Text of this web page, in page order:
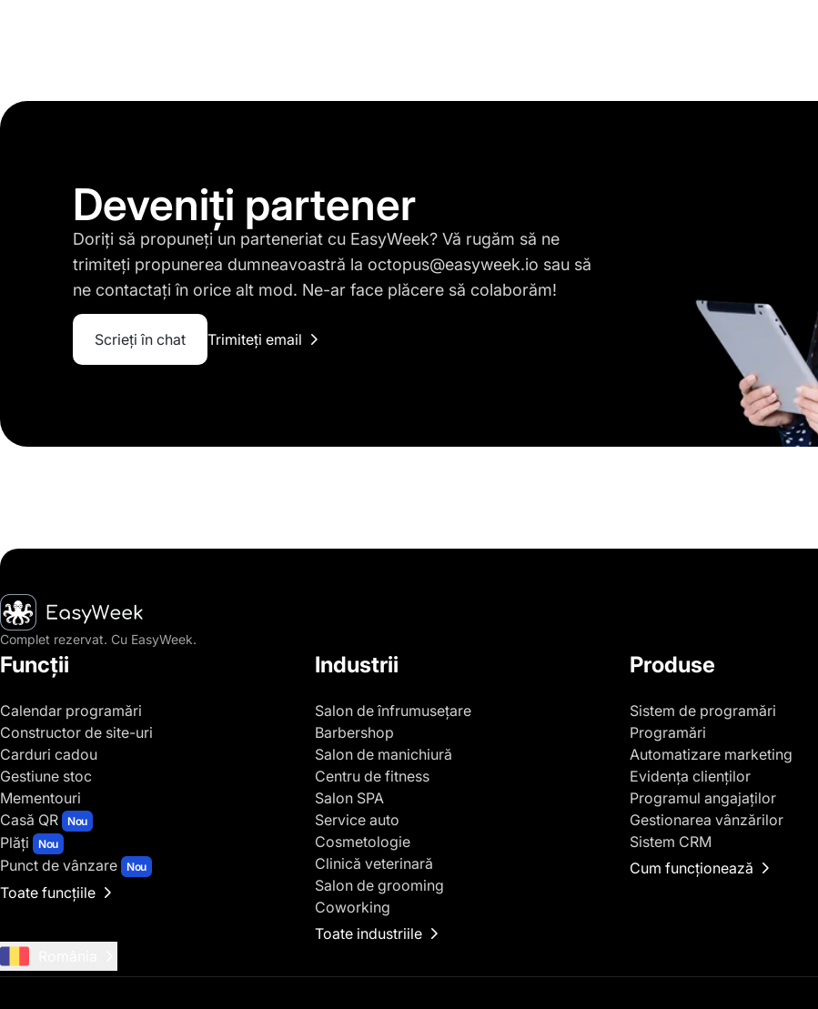
Deveniți partener
Doriți să propuneți un parteneriat cu EasyWeek? Vă rugăm să ne
trimiteți propunerea dumneavoastră la octopus@easyweek.io sau să
ne contactați în orice alt mod. Ne-ar face plăcere să colaborăm!
Scrieți în chat Trimiteți email
Pagina principală
Complet rezervat. Cu EasyWeek.
Funcții
Calendar programări
Constructor de site-uri
Carduri cadou
Gestiune stoc
Mementouri
Casă QR
Nou
Plăți Nou
Punct de vânzare Nou
Toate funcțiile
Industrii
Salon de înfrumusețare
Barbershop
Salon de manichiură
Centru de fitness
Salon SPA
Service auto
Cosmetologie
Clinică veterinară
Salon de grooming
Coworking
Toate industriile
Produse
Sistem de programări
Programări
Automatizare marketing
Evidența clienților
Programul angajaților
Gestionarea vânzărilor
Sistem CRM
Cum funcționează